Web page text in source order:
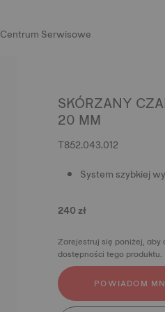
Centrum Serwisowe
SKÓRZANY
20 MM
T852.043.012
System szybkiej
240 zł
Zarejestruj się poniżej,
dostępności tego produktu.
POWIADOM